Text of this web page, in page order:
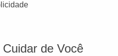
de Você